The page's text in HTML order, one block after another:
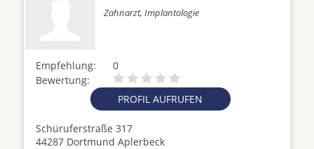
Zahnarzt, Implantologie
Empfehlung:
0
Bewertung:
PROFIL AUFRUFEN
Schüruferstraße 317
44287 Dortmund Aplerbeck